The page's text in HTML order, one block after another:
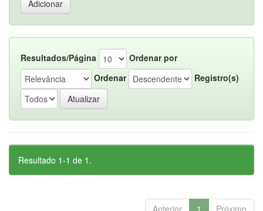
Resultados/Página
Ordenar por
Ordenar
Registro(s)
Resultado 1-1 de 1.
Anterior 1 Próximo